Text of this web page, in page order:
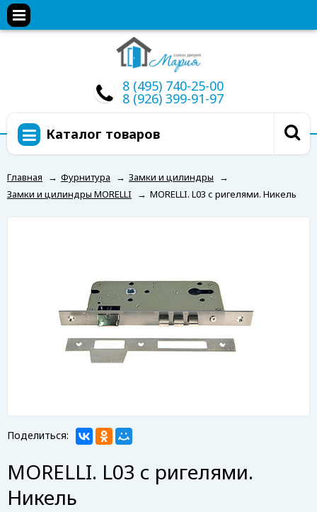
8 (495) 740-25-00
8 (926) 399-91-97
Каталог товаров
Главная → Фурнитура → Замки и цилиндры
→
Замки и цилиндры MORELLI
→ MORELLI. L03 с ригелями. Никель
Поделиться:
MORELLI. L03 с ригелями.
Никель